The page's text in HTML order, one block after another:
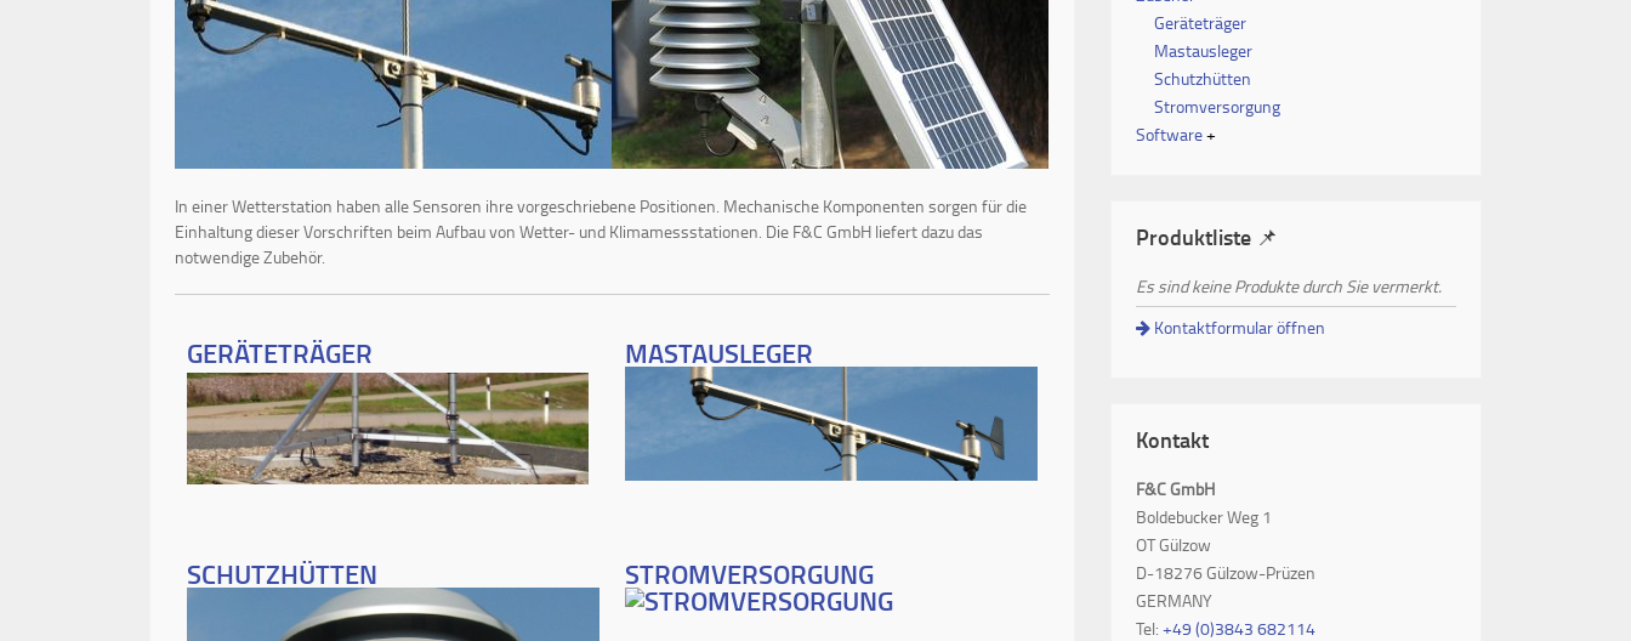
In einer Wetterstation haben alle Sensoren ihre vorgeschriebene Positionen. Mechanische Komponenten sorgen für die
Einhaltung dieser Vorschriften beim Aufbau von Wetter- und Klimamessstationen. Die F&C GmbH liefert dazu das
notwendige Zubehör.
GERÄTETRÄGER MASTAUSLEGER
SCHUTZHÜTTEN STROMVERSORGUNG
Geräteträger
Mastausleger
Schutzhütten
Stromversorgung
Software
Produktliste 📌
Es sind keine Produkte durch Sie vermerkt.
Kontaktformular öffnen
Kontakt
F&C GmbH
Boldebucker Weg 1
OT Gülzow
D-18276 Gülzow-Prüzen
GERMANY
Tel:+49 (0)3843 682114